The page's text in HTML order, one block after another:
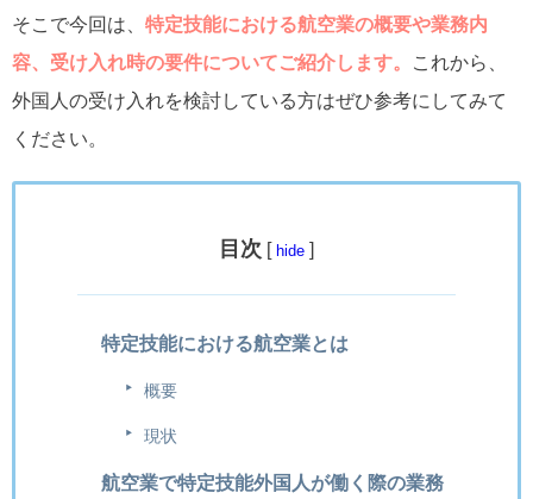
そこで今回は、 特定技能における航空業の概要や業務内
容、受け入れ時の要件についてご紹介します。
これから、
外国人の受け入れを検討している方はぜひ参考にしてみて
ください。
目次 [ hide ]
特定技能における航空業とは
概要
現状
航空業で特定技能外国人が働く際の業務